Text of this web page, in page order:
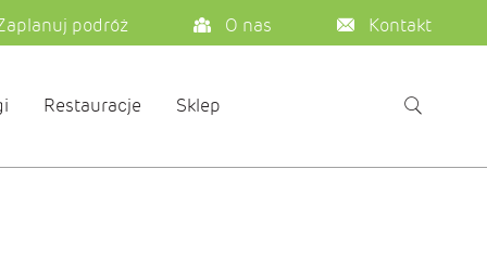
podróż O nas Kontakt
Restauracje Sklep